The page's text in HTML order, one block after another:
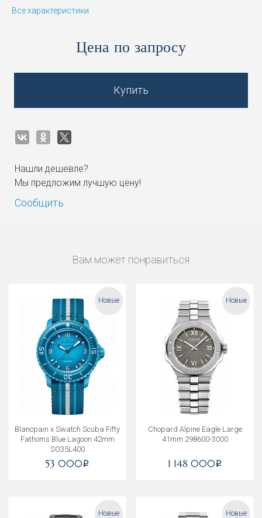
Все характеристики
Цена по запросу
Купить
Нашли дешевле?
Мы предложим лучшую цену!
Сообщить
Вам может понравиться
Новые
Blancpain x Swatch Scuba Fifty
Fathoms Blue Lagoon 42mm
SO35L400
53 000i
Новые
Chopard Alpine Eagle Large
41mm 298600-3000
1 148 000i
Новые Новые